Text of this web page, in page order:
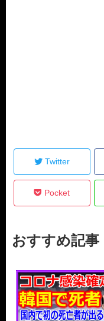
Twitter
Pocket
おすすめ記事